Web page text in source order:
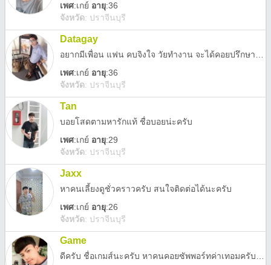
เพศ:เกย์ อายุ:36
จังหวัด: ปราจีนบุรี
Datagay
เพศ:เกย์ อายุ:36
จังหวัด: ปราจีนบุรี
Tan
บอยโสดตามหารักแท้ ชื่อบอยน่ะครับ
เพศ:เกย์ อายุ:29
จังหวัด: ปราจีนบุรี
Jaxx
หาคนเลี้ยงดูชั่วคราวครับ สนใจติดต่อได้นะครับ
เพศ:เกย์ อายุ:26
จังหวัด: ปราจีนบุรี
Game